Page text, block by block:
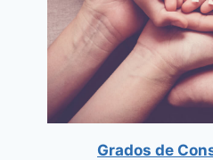
Grados de